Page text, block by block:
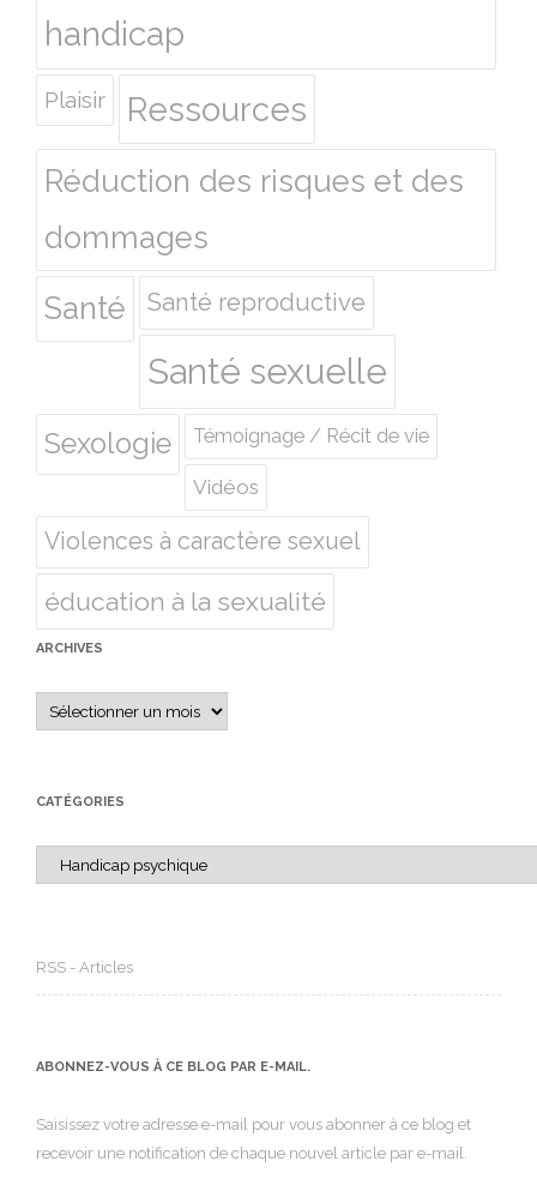
handicap
Plaisir Ressources
Réduction des risques et des
dommages
Santé
Santé reproductive
Santé sexuelle
Sexologie Témoignage / Récit de vie
Vidéos
Violences à caractère sexuel
éducation à la sexualité
ARCHIVES
Archives
CATÉGORIES
Catégories
RSS - Articles
ABONNEZ-VOUS À CE BLOG PAR E-MAIL.
Saisissez votre adresse e-mail pour vous abonner à ce blog et
recevoir une notification de chaque nouvel article par e-mail.